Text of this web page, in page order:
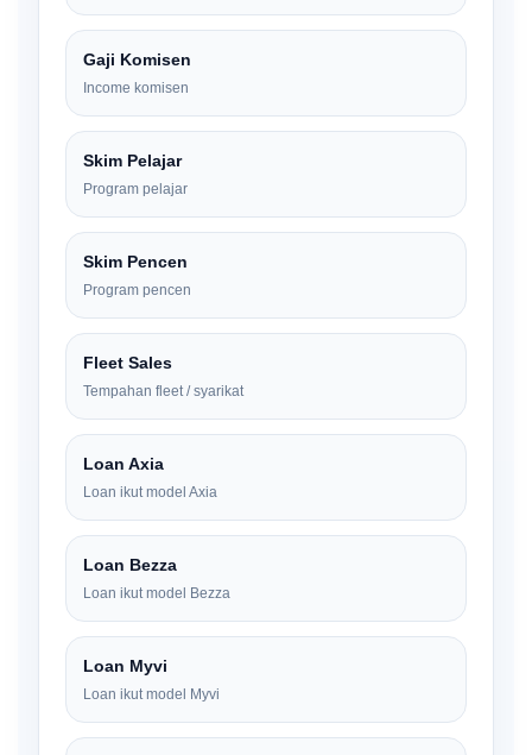
Gaji Komisen
Income komisen
Skim Pelajar
Program pelajar
Skim Pencen
Program pencen
Fleet Sales
Tempahan fleet / syarikat
Loan Axia
Loan ikut model Axia
Loan Bezza
Loan ikut model Bezza
Loan Myvi
Loan ikut model Myvi